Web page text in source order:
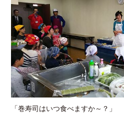
「巻寿司はいつ食べますか～？」